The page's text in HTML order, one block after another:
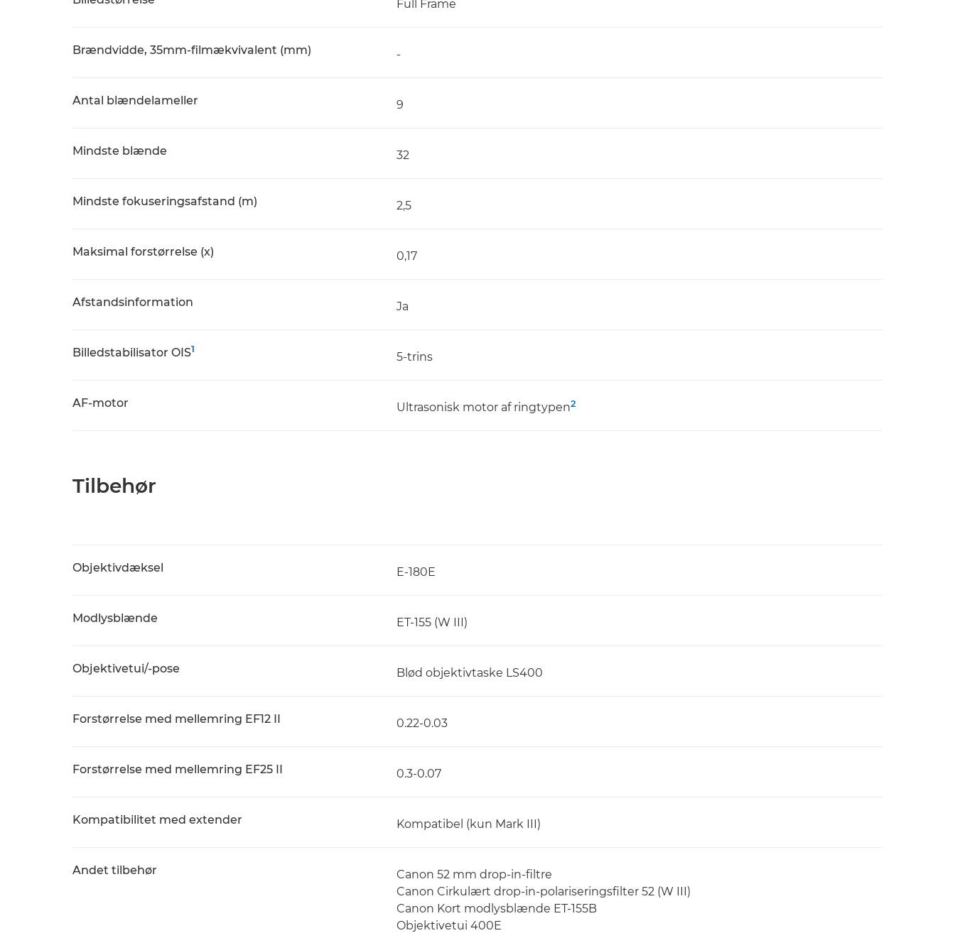
Full Frame
Brændvidde, 35mm-filmækvivalent (mm) -
Antal blændelameller 9
Mindste blænde 32
Mindste fokuseringsafstand (m) 2,5
Maksimal forstørrelse (x) 0,17
Afstandsinformation Ja
Billedstabilisator OIS1
5-trins
AF-motor Ultrasonisk motor af ringtypen2
Tilbehør
Objektivdæksel E-180E
Modlysblænde ET-155 (W III)
Objektivetui/-pose Blød objektivtaske LS400
Forstørrelse med mellemring EF12 II 0.22-0.03
Forstørrelse med mellemring EF25 II 0.3-0.07
Kompatibilitet med extender Kompatibel (kun Mark III)
Andet tilbehør
Canon 52 mm drop-in-filtre
Canon Cirkulært drop-in-polariseringsfilter 52 (W III)
Canon Kort modlysblænde ET-155B
Objektivetui 400E